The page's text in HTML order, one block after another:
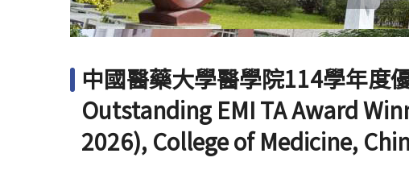
中國醫藥大學醫學院114學年度
Outstanding EMI TA Award
2026), College of Medicine,